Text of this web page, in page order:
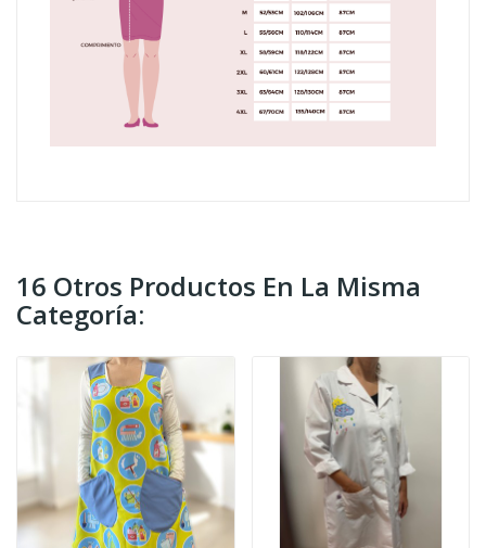
16 Otros Productos En La Misma
Categoría: